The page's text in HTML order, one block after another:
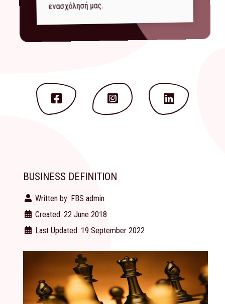
ενασχόλησή μας.
BUSINESS DEFINITION
Written by: FBS admin
Created: 22 June 2018
Last Updated: 19 September 2022